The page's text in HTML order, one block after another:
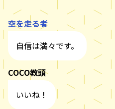
空を走る者
自信は満々です。
COCO教頭
いいね！